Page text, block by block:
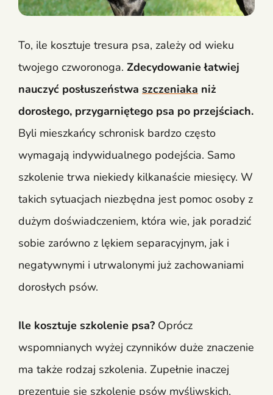
To, ile kosztuje tresura psa, zależy od wieku
twojego czworonoga. Zdecydowanie łatwiej
nauczyć posłuszeństwa szczeniaka niż
dorosłego, przygarniętego psa po przejściach.
Byli mieszkańcy schronisk bardzo często
wymagają indywidualnego podejścia. Samo
szkolenie trwa niekiedy kilkanaście miesięcy. W
takich sytuacjach niezbędna jest pomoc osoby z
dużym doświadczeniem, która wie, jak poradzić
sobie zarówno z lękiem separacyjnym, jak i
negatywnymi i utrwalonymi już zachowaniami
dorosłych psów.
Ile kosztuje szkolenie psa? Oprócz
wspomnianych wyżej czynników duże znaczenie
ma także rodzaj szkolenia. Zupełnie inaczej
prezentuje się szkolenie psów myśliwskich,